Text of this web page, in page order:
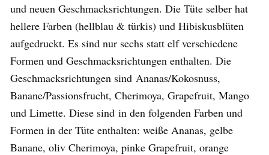
und neuen Geschmacksrichtungen. Die Tüte selber hat
hellere Farben (hellblau & türkis) und Hibiskusblüten
aufgedruckt. Es sind nur sechs statt elf verschiedene
Formen und Geschmacksrichtungen enthalten. Die
Geschmacksrichtungen sind Ananas/Kokosnuss,
Banane/Passionsfrucht, Cherimoya, Grapefruit, Mango
und Limette. Diese sind in den folgenden Farben und
Formen in der Tüte enthalten: weiße Ananas, gelbe
Banane, oliv Cherimoya, pinke Grapefruit, orange